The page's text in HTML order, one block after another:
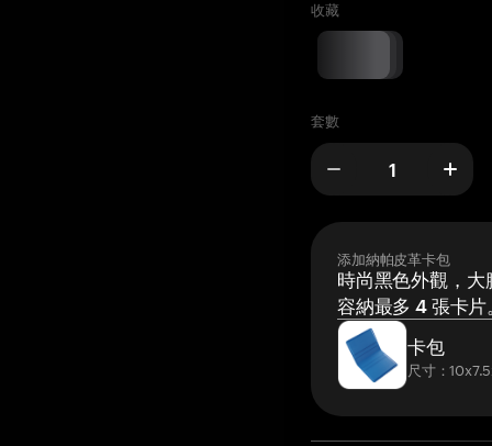
收藏
套數
添加納帕皮革卡包
時尚黑色外觀，大
容納最多 4 張卡片
卡包
尺寸：